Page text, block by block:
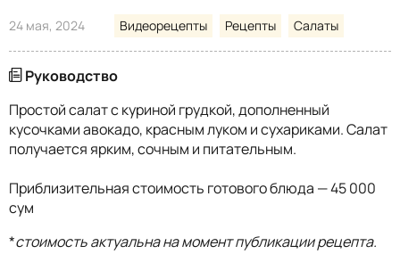
24 мая, 2024 Видеорецепты Рецепты Салаты
Руководство
Простой салат с куриной грудкой, дополненный
кусочками авокадо, красным луком и сухариками. Салат
получается ярким, сочным и питательным.
Приблизительная стоимость готового блюда — 45 000
сум
*стоимость актуальна на момент публикации рецепта.